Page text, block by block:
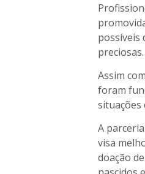
possíveis
preciosas.
Assim
foram
situações
A
visa
doação